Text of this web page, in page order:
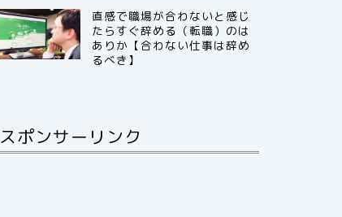
直感で職場が合わないと感じ
たらすぐ辞める（転職）のは
ありか【合わない仕事は辞め
るべき】
スポンサーリンク